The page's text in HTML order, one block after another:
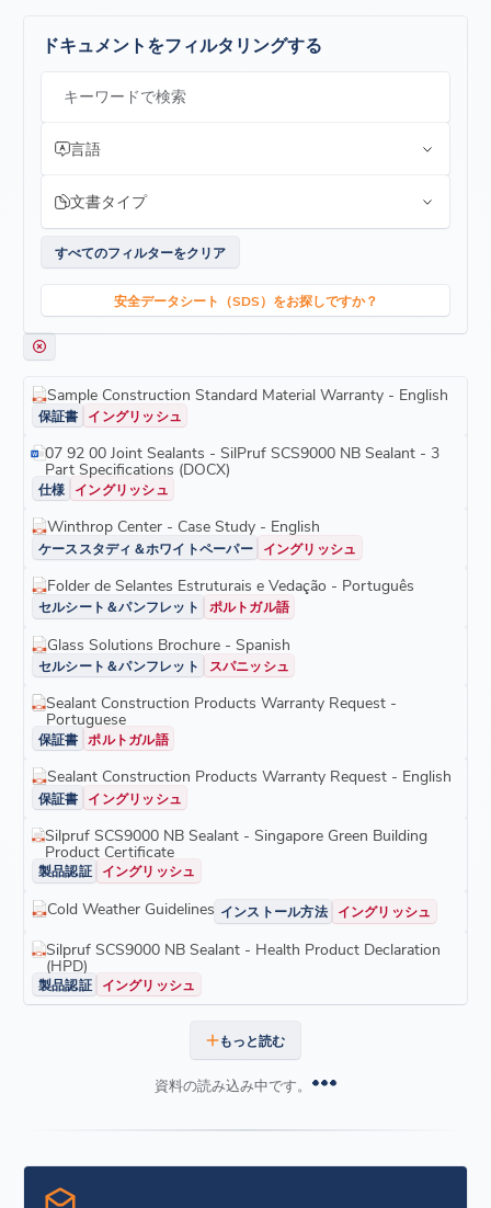
ドキュメントをフィルタリングする
キーワードで検索
言語
文書タイプ
すべてのフィルターをクリア
安全データシート（SDS）をお探しですか？
Sample Construction Standard Material Warranty - English
保証書 イングリッシュ
07 92 00 Joint Sealants - SilPruf SCS9000 NB Sealant - 3
Part Specifications (DOCX)
仕様 イングリッシュ
Winthrop Center - Case Study - English
ケーススタディ＆ホワイトペーパー イングリッシュ
Folder de Selantes Estruturais e Vedação - Português
セルシート＆パンフレット ポルトガル語
Glass Solutions Brochure - Spanish
セルシート＆パンフレット スパニッシュ
Sealant Construction Products Warranty Request -
Portuguese
保証書 ポルトガル語
Sealant Construction Products Warranty Request - English
保証書 イングリッシュ
Silpruf SCS9000 NB Sealant - Singapore Green Building
Product Certificate
製品認証 イングリッシュ
Cold Weather Guidelines インストール方法 イングリッシュ
Silpruf SCS9000 NB Sealant - Health Product Declaration
(HPD)
製品認証 イングリッシュ
もっと読む
資料の読み込み中です。